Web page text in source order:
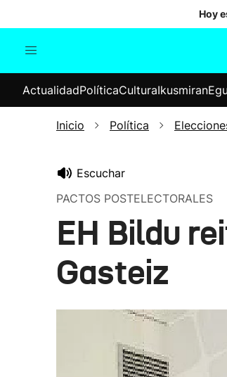
Hoy
Internacional
Elecciones
ActualidadPolíticaCulturaIkusmiran
Inicio Política
Escuchar
PACTOS POSTELECTORALES
EH Bildu
Gasteiz